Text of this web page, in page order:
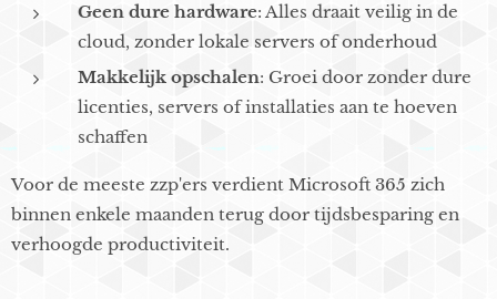
Geen dure hardware: Alles draait veilig in de
cloud, zonder lokale servers of onderhoud
Makkelijk opschalen: Groei door zonder dure
licenties, servers of installaties aan te hoeven
schaffen
Voor de meeste zzp'ers verdient Microsoft 365 zich
binnen enkele maanden terug door tijdsbesparing en
verhoogde productiviteit.